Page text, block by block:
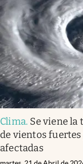
Infotechnology
Clase
Clima
Mundial 2026
Eventos Corporativos
El Cronista Studio
Mediakit
abre en nueva pestaña
Argentina
Clima. Se viene la
de vientos
afectadas